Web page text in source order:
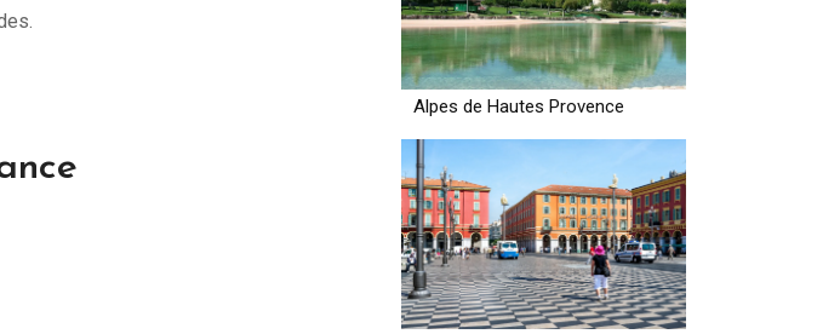
Alpes de Hautes Provence